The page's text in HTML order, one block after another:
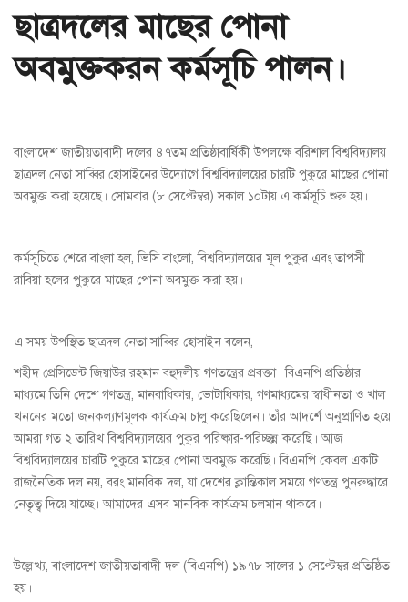
ছাত্রদলের মাছের পোনা
অবমুক্তকরন কর্মসূচি পালন।
বাংলাদেশ জাতীয়তাবাদী দলের ৪৭তম প্রতিষ্ঠাবার্ষিকী উপলক্ষে বরিশাল বিশ্ববিদ্যালয়
ছাত্রদল নেতা সাব্বির হোসাইনের উদ্যোগে বিশ্ববিদ্যালয়ের চারটি পুকুরে মাছের পোনা
অবমুক্ত করা হয়েছে। সোমবার (৮ সেপ্টেম্বর) সকাল ১০টায় এ কর্মসূচি শুরু হয়।
কর্মসূচিতে শেরে বাংলা হল, ভিসি বাংলো, বিশ্ববিদ্যালয়ের মূল পুকুর এবং তাপসী
রাবিয়া হলের পুকুরে মাছের পোনা অবমুক্ত করা হয়।
এ সময় উপস্থিত ছাত্রদল নেতা সাব্বির হোসাইন বলেন,
শহীদ প্রেসিডেন্ট জিয়াউর রহমান বহুদলীয় গণতন্ত্রের প্রবক্তা। বিএনপি প্রতিষ্ঠার
মাধ্যমে তিনি দেশে গণতন্ত্র, মানবাধিকার, ভোটাধিকার, গণমাধ্যমের স্বাধীনতা ও খাল
খননের মতো জনকল্যাণমূলক কার্যক্রম চালু করেছিলেন। তাঁর আদর্শে অনুপ্রাণিত হয়ে
আমরা গত ২ তারিখ বিশ্ববিদ্যালয়ের পুকুর পরিষ্কার-পরিচ্ছন্ন করেছি। আজ
বিশ্ববিদ্যালয়ের চারটি পুকুরে মাছের পোনা অবমুক্ত করেছি। বিএনপি কেবল একটি
রাজনৈতিক দল নয়, বরং মানবিক দল, যা দেশের ক্লান্তিকাল সময়ে গণতন্ত্র পুনরুদ্ধারে
নেতৃত্ব দিয়ে যাচ্ছে। আমাদের এসব মানবিক কার্যক্রম চলমান থাকবে।
উল্লেখ্য, বাংলাদেশ জাতীয়তাবাদী দল (বিএনপি) ১৯৭৮ সালের ১ সেপ্টেম্বর প্রতিষ্ঠিত
হয়।